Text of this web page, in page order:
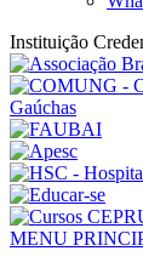
Instituição
MENU